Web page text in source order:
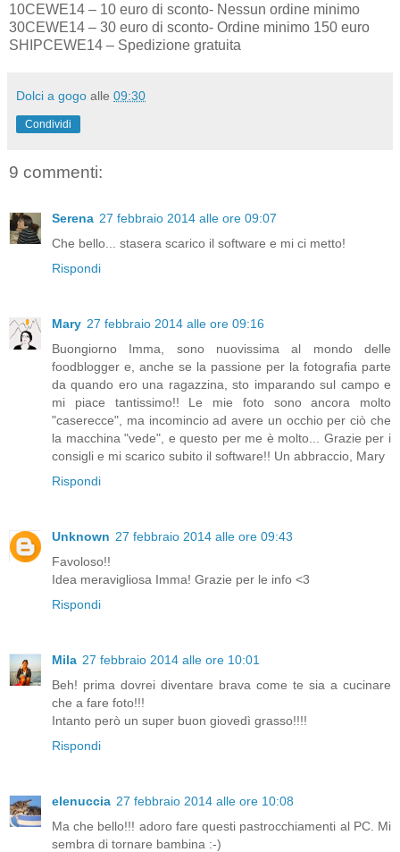
10CEWE14 – 10 euro di sconto- Nessun ordine minimo
30CEWE14 – 30 euro di sconto- Ordine minimo 150 euro
SHIPCEWE14 – Spedizione gratuita
Dolci a gogo alle 09:30
Condividi
9 commenti:
Serena 27 febbraio 2014 alle ore 09:07
Che bello... stasera scarico il software e mi ci metto!
Rispondi
Mary 27 febbraio 2014 alle ore 09:16
Buongiorno Imma, sono nuovissima al mondo delle
foodblogger e, anche se la passione per la fotografia parte
da quando ero una ragazzina, sto imparando sul campo e
mi piace tantissimo!! Le mie foto sono ancora molto
"caserecce", ma incomincio ad avere un occhio per ciò che
la macchina "vede", e questo per me è molto... Grazie per i
consigli e mi scarico subito il software!! Un abbraccio, Mary
Rispondi
Unknown 27 febbraio 2014 alle ore 09:43
Favoloso!!
Idea meravigliosa Imma! Grazie per le info <3
Rispondi
Mila 27 febbraio 2014 alle ore 10:01
Beh! prima dovrei diventare brava come te sia a cucinare
che a fare foto!!!
Intanto però un super buon giovedì grasso!!!!
Rispondi
elenuccia 27 febbraio 2014 alle ore 10:08
Ma che bello!!! adoro fare questi pastrocchiamenti al PC. Mi
sembra di tornare bambina :-)